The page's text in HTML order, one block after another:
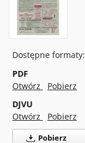
Dostępne formaty:
PDF
Otwórz
Pobierz
DJVU
Otwórz
Pobierz
Pobierz